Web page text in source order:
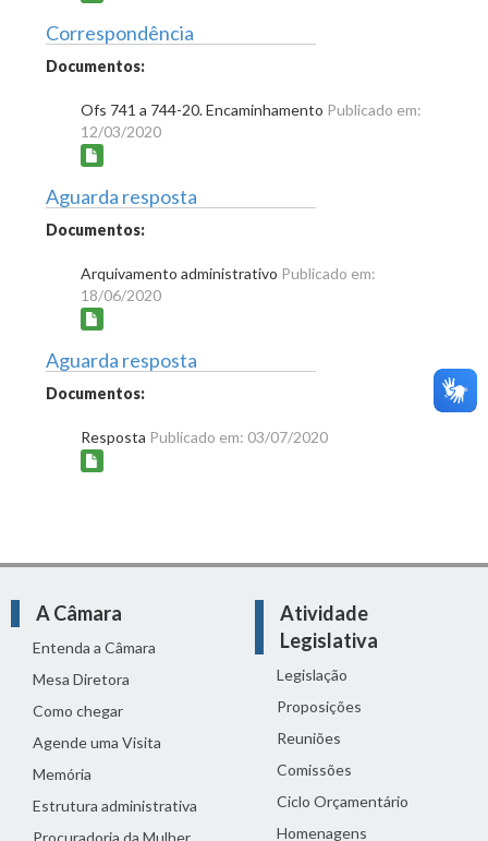
Correspondência
Documentos:
Ofs 741 a 744-20. Encaminhamento Publicado em:
12/03/2020
Aguarda resposta
Documentos:
Arquivamento administrativo Publicado em:
18/06/2020
Aguarda resposta
Documentos:
Resposta Publicado em: 03/07/2020
A Câmara
Entenda a Câmara
Mesa Diretora
Como chegar
Agende uma Visita
Memória
Estrutura administrativa
Procuradoria da Mulher
Atividade
Legislativa
Legislação
Proposições
Reuniões
Comissões
Ciclo Orçamentário
Homenagens